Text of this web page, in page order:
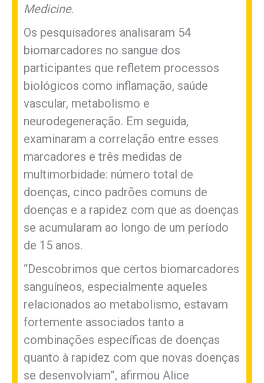
Medicine.
Os pesquisadores analisaram 54
biomarcadores no sangue dos
participantes que refletem processos
biológicos como inflamação, saúde
vascular, metabolismo e
neurodegeneração. Em seguida,
examinaram a correlação entre esses
marcadores e três medidas de
multimorbidade: número total de
doenças, cinco padrões comuns de
doenças e a rapidez com que as doenças
se acumularam ao longo de um período
de 15 anos.
“Descobrimos que certos biomarcadores
sanguíneos, especialmente aqueles
relacionados ao metabolismo, estavam
fortemente associados tanto a
combinações específicas de doenças
quanto à rapidez com que novas doenças
se desenvolviam”, afirmou Alice